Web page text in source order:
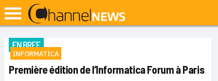
EN BREF
INFORMATICA
Première édition de l’Informatica Forum à Paris